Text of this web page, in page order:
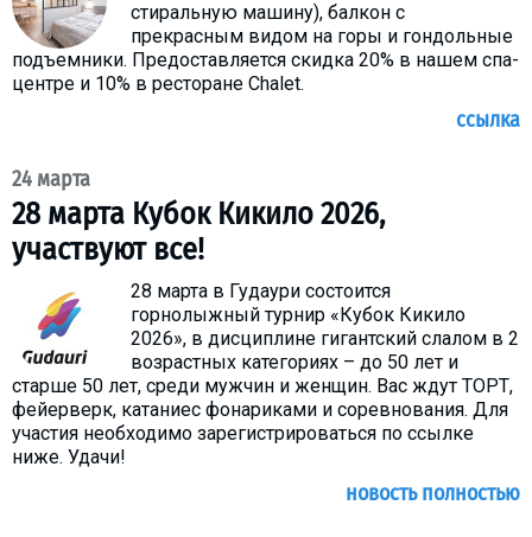
стиральную машину), балкон с
прекрасным видом на горы и гондольные
подъемники. Предоставляется скидка 20% в нашем спа-
центре и 10% в ресторане Chalet.
ссылка
24 марта
28 марта Кубок Кикило 2026,
участвуют все!
28 марта в Гудаури состоится
горнолыжный турнир «Кубок Кикило
2026», в дисциплине гигантский слалом в 2
возрастных категориях – до 50 лет и
старше 50 лет, среди мужчин и женщин. Вас ждут ТОРТ,
фейерверк, катаниес фонариками и соревнования. Для
участия необходимо зарегистрироваться по ссылке
ниже. Удачи!
новость полностью